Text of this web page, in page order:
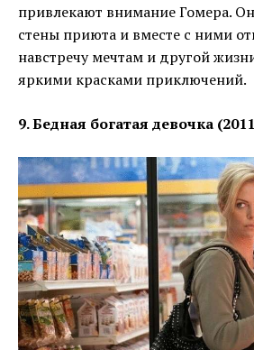
привлекают внимание Гомера.
стены приюта и вместе с ними
навстречу мечтам и другой
яркими красками приключений.
9. Бедная богатая девочка